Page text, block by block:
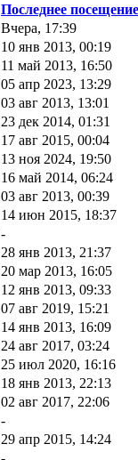
Последнее посещение
Вчера, 17:39
10 янв 2013, 00:19
11 май 2013, 16:50
05 апр 2023, 13:29
03 авг 2013, 13:01
23 дек 2014, 01:31
17 авг 2015, 00:04
13 ноя 2024, 19:50
16 май 2014, 06:24
03 авг 2013, 00:39
14 июн 2015, 18:37
-
28 янв 2013, 21:37
20 мар 2013, 16:05
12 янв 2013, 09:33
07 авг 2019, 15:21
14 янв 2013, 16:09
24 авг 2017, 03:24
25 июл 2020, 16:16
18 янв 2013, 22:13
02 авг 2017, 22:06
-
29 апр 2015, 14:24